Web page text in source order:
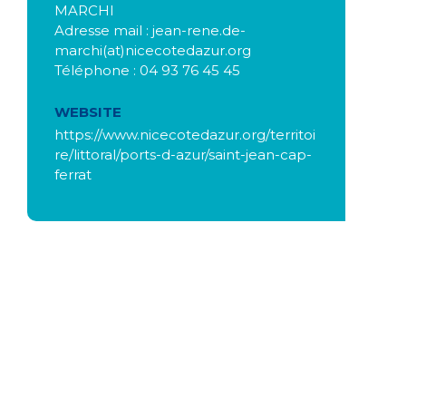
MARCHI
Adresse mail : jean-rene.de-
marchi(at)nicecotedazur.org
Téléphone : 04 93 76 45 45
WEBSITE
https://www.nicecotedazur.org/territoi
re/littoral/ports-d-azur/saint-jean-cap-
ferrat